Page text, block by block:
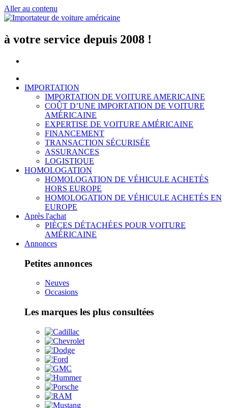
Aller au contenu
à votre service depuis 2008 !
IMPORTATION
IMPORTATION DE VOITURE AMERICAINE
COÛT D’UNE IMPORTATION DE VOITURE
AMÉRICAINE
EXPERTISE DE VOITURE AMÉRICAINE
FINANCEMENT
TRANSACTION SÉCURISÉE
ASSURANCES
LOGISTIQUE
HOMOLOGATION
HOMOLOGATION DE VÉHICULE ACHETÉS
HORS EUROPE
HOMOLOGATION DE VÉHICULE ACHETÉS EN
EUROPE
Après l'achat
PIÈCES DÉTACHÉES POUR VOITURE
AMÉRICAINE
Annonces
Petites annonces
Neuves
Occasions
Les marques les plus consultées